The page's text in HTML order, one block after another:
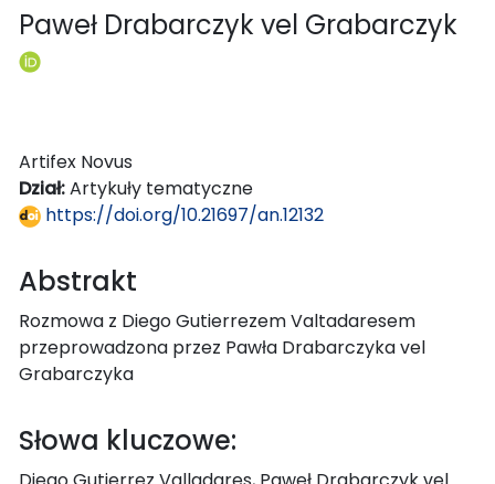
Paweł Drabarczyk vel Grabarczyk
Artifex Novus
Dział:Artykuły tematyczne
https://doi.org/10.21697/an.12132
Abstrakt
Rozmowa z Diego Gutierrezem Valtadaresem
przeprowadzona przez Pawła Drabarczyka vel
Grabarczyka
Słowa kluczowe: